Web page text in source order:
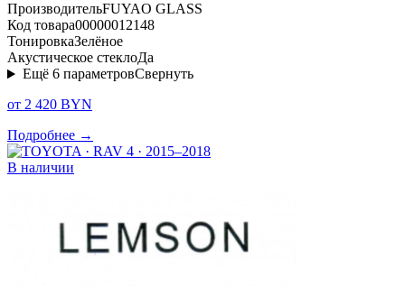
ПроизводительFUYAO GLASS
Код товара00000012148
ТонировкаЗелёное
Акустическое стеклоДа
Ещё 6 параметровСвернуть
от 2 420 BYN
Подробнее →
В наличии